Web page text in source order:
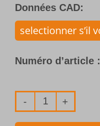
Données CAD:
Numéro d’article :
quantité
de